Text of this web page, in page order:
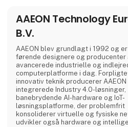
AAEON Technology
B.V.
AAEON blev grundlagt i 1992 og
førende designere og producenter
avancerede industrielle og
computerplatforme i dag.
innovativ teknik producerer AAEON
integrerede Industry 4.0-løsninger,
banebrydende AI-hardware og IoT-
løsningsplatforme, der problemfrit
konsoliderer virtuelle og fysiske
udvikler også hardware og